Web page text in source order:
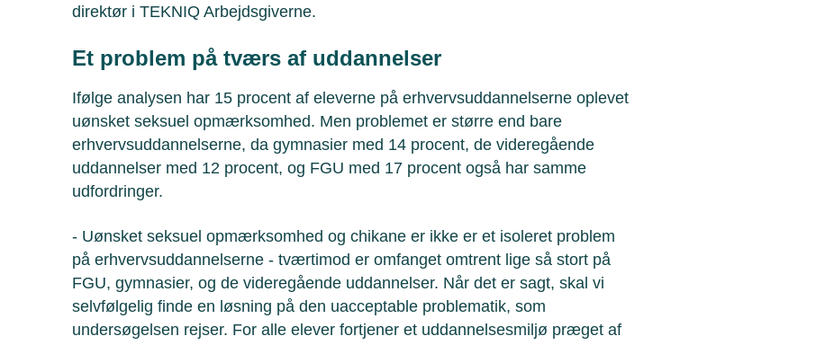
direktør i TEKNIQ Arbejdsgiverne.
Et problem på tværs af uddannelser
Ifølge analysen har 15 procent af eleverne på erhvervsuddannelserne oplevet
uønsket seksuel opmærksomhed. Men problemet er større end bare
erhvervsuddannelserne, da gymnasier med 14 procent, de videregående
uddannelser med 12 procent, og FGU med 17 procent også har samme
udfordringer.
- Uønsket seksuel opmærksomhed og chikane er ikke er et isoleret problem
på erhvervsuddannelserne - tværtimod er omfanget omtrent lige så stort på
FGU, gymnasier, og de videregående uddannelser. Når det er sagt, skal vi
selvfølgelig finde en løsning på den uacceptable problematik, som
undersøgelsen rejser. For alle elever fortjener et uddannelsesmiljø præget af